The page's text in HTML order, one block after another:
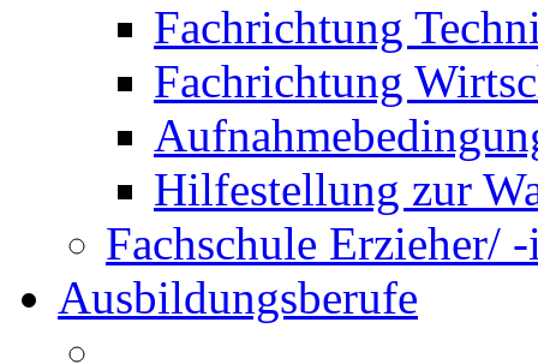
Fachrichtung
Fachrichtung
Hilfestellung zur
Fachschule Erzieher/
Ausbildungsberufe